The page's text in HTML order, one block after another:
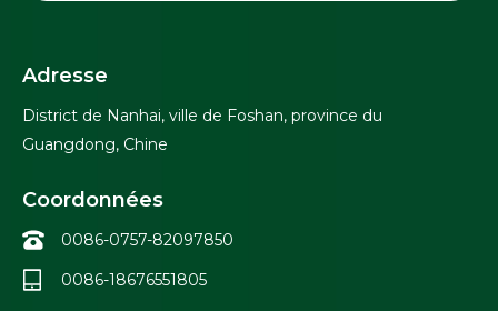
Adresse
District de Nanhai, ville de Foshan, province du
Guangdong, Chine
Coordonnées
0086-0757-82097850
0086-18676551805